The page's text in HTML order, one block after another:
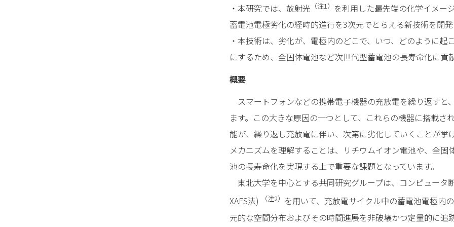
・本研究では、放射光 （注1） を利用した最先端の化学イメー
蓄電池電極劣化の経時的進行を3次元でとらえる新技術を開
・本技術は、劣化が、電極内のどこで、いつ、どのように
にするため、全固体電池など次世代型蓄電池の長寿命化に貢
概要
スマートフォンなどの携帯電子機器の充放電を繰り返すと
ます。この大きな原因の一つとして、これらの機器に搭載さ
能が、繰り返し充放電に伴い、次第に劣化していくことが挙
メカニズムを理解することは、リチウムイオン電池や、全固
池の長寿命化を実現する上で重要な課題となっています。
東北大学を中心とする共同研究グループは、コンピュータ
XAFS法)
（注2） を用いて、充放電サイクル中の蓄電池電極内
元的な空間分布およびその時間進展を非破壊かつ定量的に追